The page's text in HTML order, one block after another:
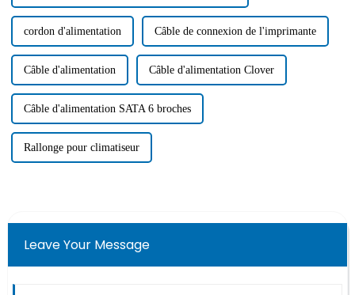
cordon d'alimentation Câble de connexion de l'imprimante
Câble d'alimentation Câble d'alimentation Clover
Câble d'alimentation SATA 6 broches
Rallonge pour climatiseur
Leave Your Message